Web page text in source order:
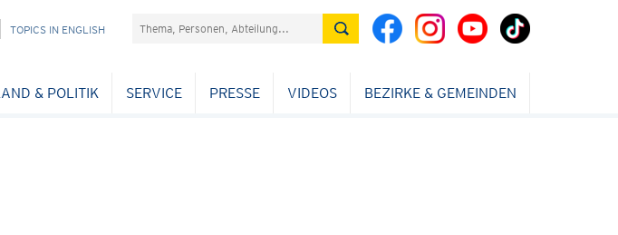
TOPICS IN ENGLISH Suchefeld
& POLITIK SERVICE PRESSE VIDEOS BEZIRKE & GEMEINDEN